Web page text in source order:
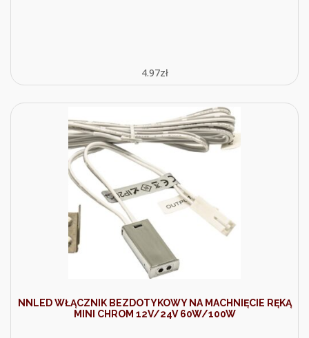
4.97zł
NNLED WŁĄCZNIK BEZDOTYKOWY NA MACHNIĘCIE RĘKĄ
MINI CHROM 12V/24V 60W/100W